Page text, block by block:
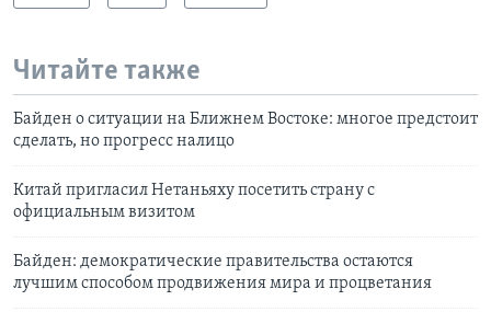
Читайте также
Байден о ситуации на Ближнем Востоке: многое предстоит
сделать, но прогресс налицо
Китай пригласил Нетаньяху посетить страну с
официальным визитом
Байден: демократические правительства остаются
лучшим способом продвижения мира и процветания